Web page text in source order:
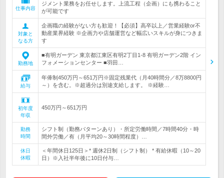
仕事内容
ジメント業務をお任せします。上流工程（企画）にも携わること
が可能です
対象と
なる方
企画職の経験がない方も歓迎！【必須】高卒以上／営業経験or不
動産業界経験 ※企画力や店舗運営など幅広いスキルが身につきま
す
勤務地
■有明ガーデン 東京都江東区有明2丁目1-8 有明ガーデン2階 イン
フォメーションセンター ■羽田…
給与
年俸制450万円～651万円※固定残業代（月40時間分／8万8800円
～）を含む。※超過分は別途支給します。 ※経験…
初年度
年収
450万円～651万円
勤務
時間
シフト制（勤務パターンあり）・所定労働時間／7時間40分・時
間外労働／有（月平均20～30時間程度）…
休日
休暇
＜年間休日125日＞* 週休2日制（シフト制） * 有給休暇（10～20
日）※入社半年後に10日付与…